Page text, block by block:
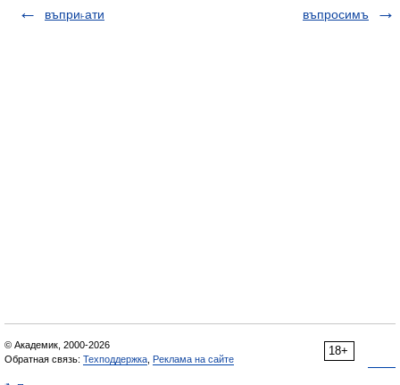
въпри˫ати
въпросимъ
18+
© Академик, 2000-2026
Обратная связь: Техподдержка Реклама на сайте